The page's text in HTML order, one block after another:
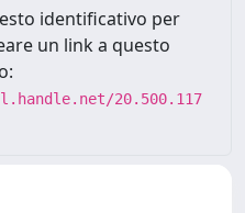
identificativo per
un link a questo
20.500.117